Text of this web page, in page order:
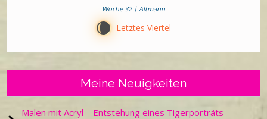
Woche 32 | Altmann
W Letztes Viertel
Meine Neuigkeiten
Malen mit Acryl – Entstehung eines Tigerporträts